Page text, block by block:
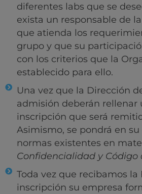
diferentes labs que se
exista un responsable de
que atienda los
grupo y que su
con los criterios que la
establecido para ello.
Una vez que la Dirección
admisión deberán rellenar
inscripción que será
Asimismo, se pondrá en
normas existentes en
Confidencialidad y Código
Toda vez que recibamos la
inscripción su empresa